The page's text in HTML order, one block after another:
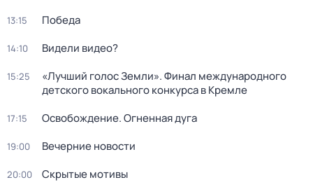
13:15 Победа
14:10 Видели видео?
15:25
«Лучший голос Земли». Финал международного
детского вокального конкурса в Кремле
17:15 Освобождение. Огненная дуга
19:00 Вечерние новости
20:00 Скрытые мотивы